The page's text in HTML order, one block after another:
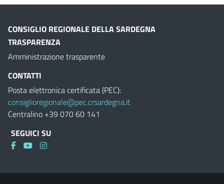
CONSIGLIO REGIONALE DELLA SARDEGNA
TRASPARENZA
Amministrazione trasparente
CONTATTI
Posta elettronica certificata (PEC):
consiglioregionale@pec.crsardegna.it
Centralino +39 070 60 141
SEGUICI SU